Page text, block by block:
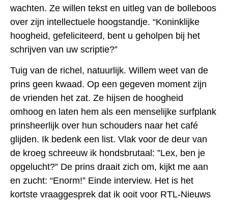
wachten. Ze willen tekst en uitleg van de bolleboos
over zijn intellectuele hoogstandje. “Koninklijke
hoogheid, gefeliciteerd, bent u geholpen bij het
schrijven van uw scriptie?”
Tuig van de richel, natuurlijk. Willem weet van de
prins geen kwaad. Op een gegeven moment zijn
de vrienden het zat. Ze hijsen de hoogheid
omhoog en laten hem als een menselijke surfplank
prinsheerlijk over hun schouders naar het café
glijden. Ik bedenk een list. Vlak voor de deur van
de kroeg schreeuw ik hondsbrutaal: ”Lex, ben je
opgelucht?” De prins draait zich om, kijkt me aan
en zucht: “Enorm!” Einde interview. Het is het
kortste vraaggesprek dat ik ooit voor RTL-Nieuws